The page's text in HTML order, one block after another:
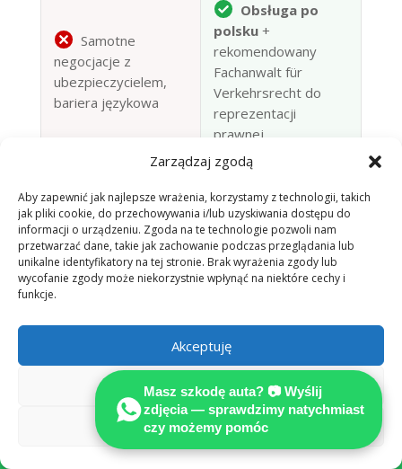
Zarządzaj zgodą
Aby zapewnić jak najlepsze wrażenia, korzystamy z technologii, takich
jak pliki cookie, do przechowywania i/lub uzyskiwania dostępu do
informacji o urządzeniu. Zgoda na te technologie pozwoli nam
przetwarzać dane, takie jak zachowanie podczas przeglądania lub
unikalne identyfikatory na tej stronie. Brak wyrażenia zgody lub
wycofanie zgody może niekorzystnie wpłynąć na niektóre cechy i
funkcje.
Akceptuję
Odmów
Zobacz preferencje
Samotne
negocjacje z
ubezpieczycielem,
bariera językowa
Obsługa po
polsku+
rekomendowany
Fachanwalt für
Verkehrsrecht do
reprezentacji
prawnej
Sztuczna
inteligencja nie stanie
za Tobą w sądzie —
ponosisz Ty
sprawcy w
Niemczech przy
jednoznacznej
odpowiedzialności:
uzasadnione koszty
do zasady pokrywa
ubezpieczyciel
sprawcy (§ 249
BGB)
📷 Zgłoś szkodę przez WhatsApp —

Masz szkodę auta? 📷 Wyślij
zdjęcia — sprawdzimy natychmiast
czy możemy pomóc